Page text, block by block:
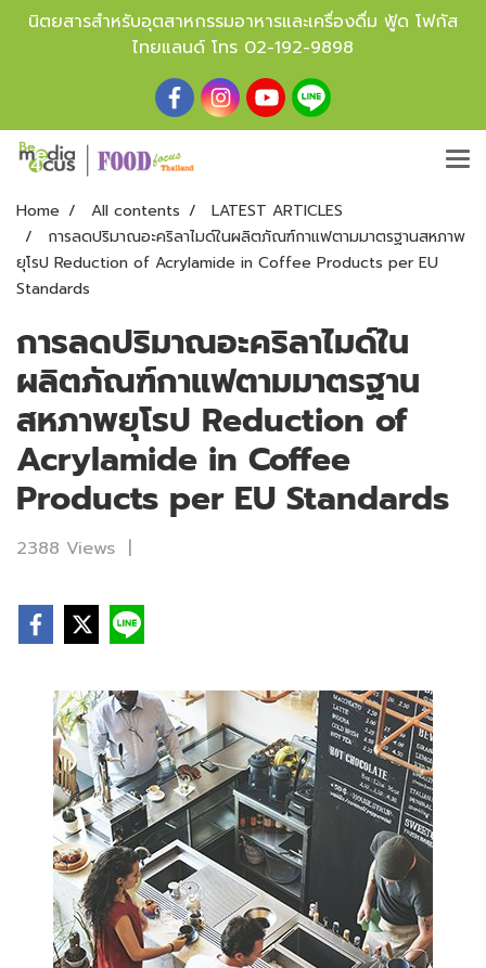
นิตยสารสำหรับอุตสาหกรรมอาหารและเครื่องดื่ม ฟู้ด โฟกัส
ไทยแลนด์ โทร 02-192-9898
Home All contents
LATEST ARTICLES
การลดปริมาณอะคริลาไมด์ในผลิตภัณฑ์กาแฟตามมาตรฐานสหภาพ
ยุโรป Reduction of Acrylamide in Coffee Products per EU
Standards
การลดปริมาณอะคริลาไมด์ใน
ผลิตภัณฑ์กาแฟตามมาตรฐาน
สหภาพยุโรป Reduction of
Acrylamide in Coffee
Products per EU Standards
2388 Views |